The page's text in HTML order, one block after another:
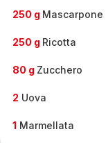
250 g Mascarpone
250 g Ricotta
80 g Zucchero
2 Uova
1 Marmellata